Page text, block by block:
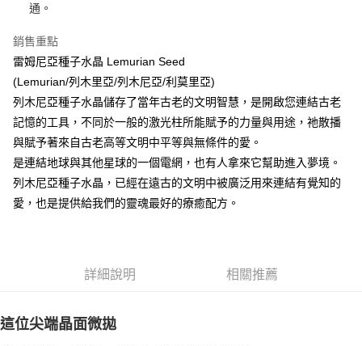
全家取貨付款
每筆NT$80，滿NT$3,000(含以上)免運費
7-11取貨付款
賣家宅配幫您送（台灣）
每筆NT$80，滿NT$3,000(含以上)免運費
付款後門市自取
通。
銷售重點
雷姆尼亞種子水晶 Lemurian Seed
(Lemurian/列木里亞/列木尼亞/利莫里亞)
列木尼亞種子水晶儲存了當年古老的文明智慧，是開啟您連結古老
記憶的工具，不同於一般的激光柱所能賦予的力量與用途，祂散播
與賦予著來自古老高等文明中平等與無條件的愛。
是連結地球與其他星球的一個電網，也有人拿來它幫助進入夢境。
列木尼亞種子水晶，已經在遠古的文明中被廣泛用來連結有覺知的
愛，也是提供給我們的靈魂最好的療癒配方。
詳細說明 相關推薦
這位尖端晶面微拋